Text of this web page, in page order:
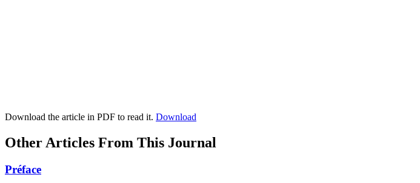
Download the article in PDF to read it. Download
Other Articles From This Journal
Préface